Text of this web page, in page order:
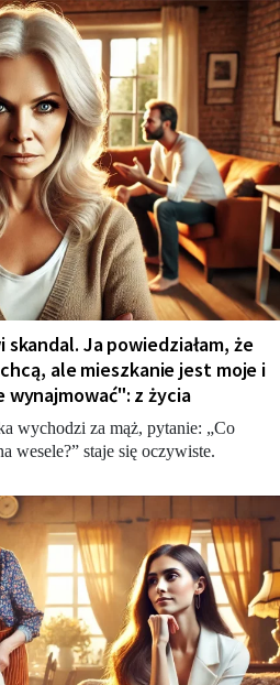
skandal. Ja powiedziałam, że
ale mieszkanie jest moje i
wynajmować": z życia
wychodzi za mąż, pytanie: „Co
wesele?” staje się oczywiste.